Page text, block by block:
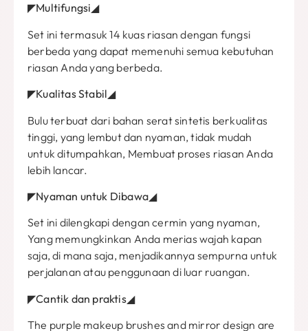
◤Multifungsi◢
Set ini termasuk 14 kuas riasan dengan fungsi
berbeda yang dapat memenuhi semua kebutuhan
riasan Anda yang berbeda.
◤Kualitas Stabil◢
Bulu terbuat dari bahan serat sintetis berkualitas
tinggi, yang lembut dan nyaman, tidak mudah
untuk ditumpahkan, Membuat proses riasan Anda
lebih lancar.
◤Nyaman untuk Dibawa◢
Set ini dilengkapi dengan cermin yang nyaman,
Yang memungkinkan Anda merias wajah kapan
saja, di mana saja, menjadikannya sempurna untuk
perjalanan atau penggunaan di luar ruangan.
◤Cantik dan praktis◢
The purple makeup brushes and mirror design are